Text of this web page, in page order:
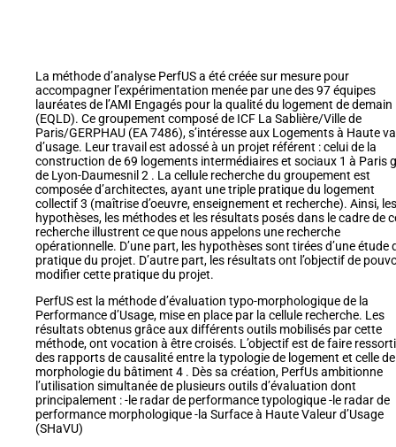
La méthode d’analyse PerfUS a été créée sur mesure pour
accompagner l’expérimentation menée par une des 97 équipes
lauréates de l’AMI Engagés pour la qualité du logement de demain
(EQLD). Ce groupement composé de ICF La Sablière/Ville de
Paris/GERPHAU (EA 7486), s’intéresse aux Logements à Haute
d’usage. Leur travail est adossé à un projet référent : celui de la
construction de 69 logements intermédiaires et sociaux 1 à Paris
de Lyon-Daumesnil 2 . La cellule recherche du groupement est
composée d’architectes, ayant une triple pratique du logement
collectif 3 (maîtrise d’oeuvre, enseignement et recherche). Ainsi, les
hypothèses, les méthodes et les résultats posés dans le cadre de
recherche illustrent ce que nous appelons une recherche
opérationnelle. D’une part, les hypothèses sont tirées d’une étude
pratique du projet. D’autre part, les résultats ont l’objectif de
modifier cette pratique du projet.
PerfUS est la méthode d’évaluation typo-morphologique de la
Performance d’Usage, mise en place par la cellule recherche. Les
résultats obtenus grâce aux différents outils mobilisés par cette
méthode, ont vocation à être croisés. L’objectif est de faire
des rapports de causalité entre la typologie de logement et celle
morphologie du bâtiment 4 . Dès sa création, PerfUs ambitionne
l’utilisation simultanée de plusieurs outils d’évaluation dont
principalement : -le radar de performance typologique -le radar de
performance morphologique -la Surface à Haute Valeur d’Usage
(SHaVU)